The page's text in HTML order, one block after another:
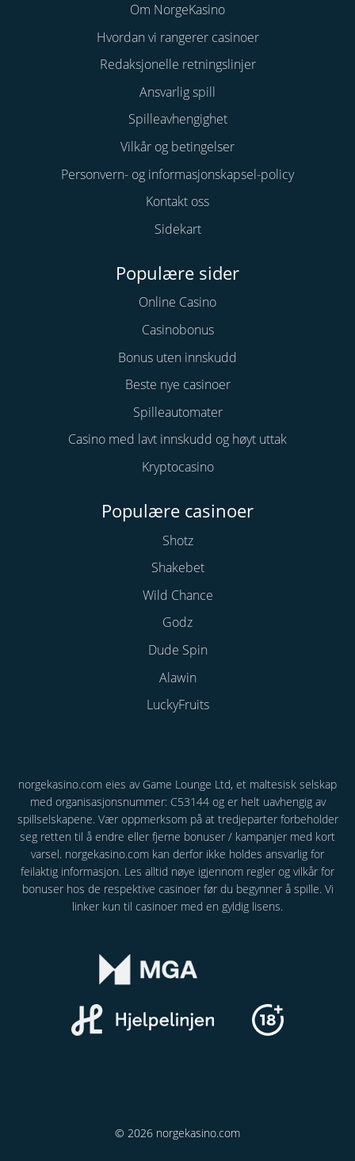
Om NorgeKasino
Hvordan vi rangerer casinoer
Redaksjonelle retningslinjer
Ansvarlig spill
Spilleavhengighet
Vilkår og betingelser
Personvern- og informasjonskapsel-policy
Kontakt oss
Sidekart
Populære sider
Online Casino
Casinobonus
Bonus uten innskudd
Beste nye casinoer
Spilleautomater
Casino med lavt innskudd og høyt uttak
Kryptocasino
Populære casinoer
Shotz
Shakebet
Wild Chance
Godz
Dude Spin
Alawin
LuckyFruits
norgekasino.com eies av Game Lounge Ltd, et maltesisk selskap
med organisasjonsnummer: C53144 og er helt uavhengig av
spillselskapene. Vær oppmerksom på at tredjeparter forbeholder
seg retten til å endre eller fjerne bonuser / kampanjer med kort
varsel. norgekasino.com kan derfor ikke holdes ansvarlig for
feilaktig informasjon. Les alltid nøye igjennom regler og vilkår for
bonuser hos de respektive casinoer før du begynner å spille. Vi
linker kun til casinoer med en gyldig lisens.
© 2026 norgekasino.com